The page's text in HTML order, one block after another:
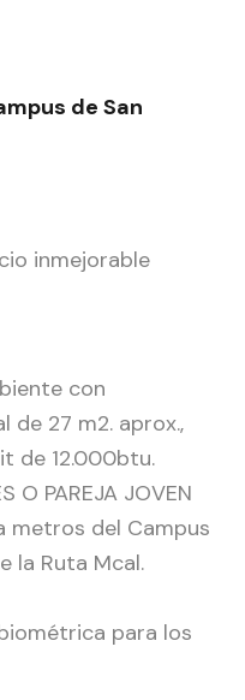
de San
inmejorable
con
27 m2. aprox.,
de 12.000btu.
O PAREJA JOVEN
metros del Campus
la Ruta Mcal.
para los